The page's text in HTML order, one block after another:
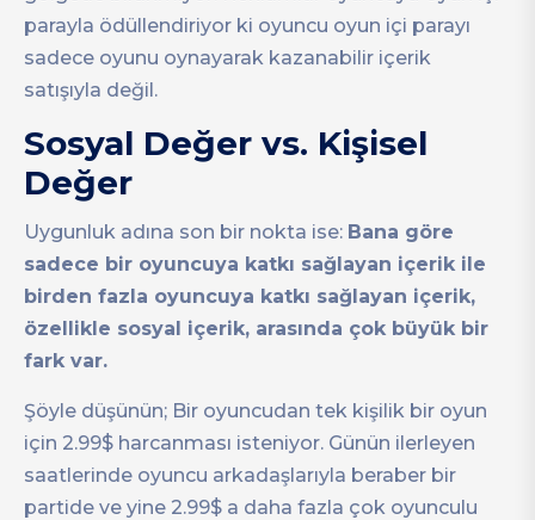
parayla ödüllendiriyor ki oyuncu oyun içi parayı
sadece oyunu oynayarak kazanabilir içerik
satışıyla değil.
Sosyal Değer vs. Kişisel
Değer
Uygunluk adına son bir nokta ise: Bana göre
sadece bir oyuncuya katkı sağlayan içerik ile
birden fazla oyuncuya katkı sağlayan içerik,
özellikle sosyal içerik, arasında çok büyük bir
fark var.
Şöyle düşünün; Bir oyuncudan tek kişilik bir oyun
için 2.99$ harcanması isteniyor. Günün ilerleyen
saatlerinde oyuncu arkadaşlarıyla beraber bir
partide ve yine 2.99$ a daha fazla çok oyunculu